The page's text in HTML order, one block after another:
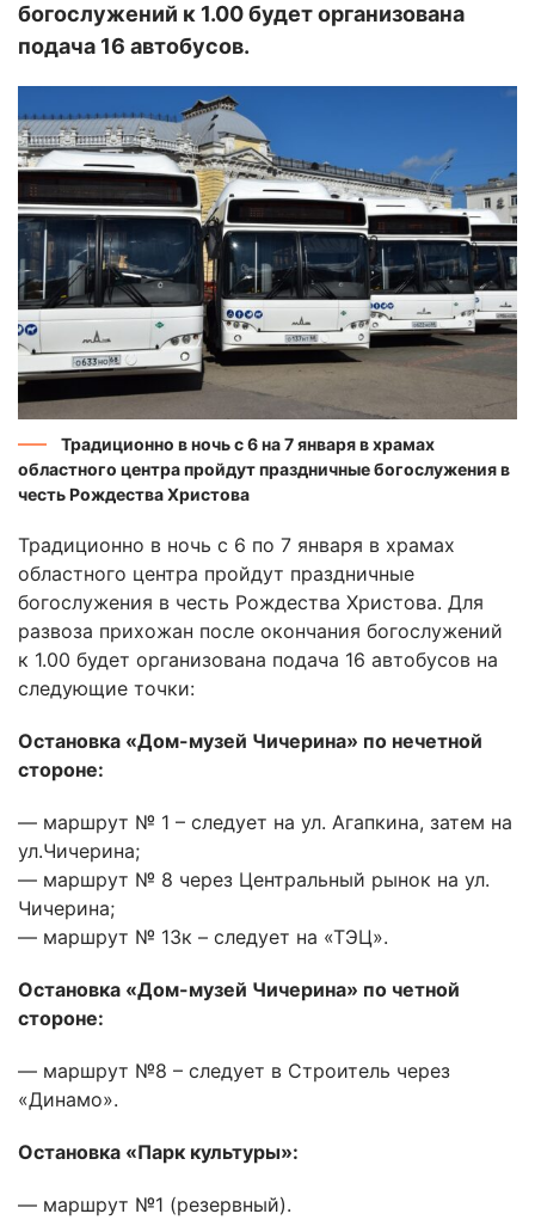
богослужений к 1.00 будет организована
подача 16 автобусов.
Традиционно в ночь с 6 на 7 января в храмах
областного центра пройдут праздничные богослужения в
честь Рождества Христова
Традиционно в ночь с 6 по 7 января в храмах
областного центра пройдут праздничные
богослужения в честь Рождества Христова. Для
развоза прихожан после окончания богослужений
к 1.00 будет организована подача 16 автобусов на
следующие точки:
Остановка «Дом-музей Чичерина» по нечетной
стороне:
— маршрут № 1 – следует на ул. Агапкина, затем на
ул.Чичерина;
— маршрут № 8 через Центральный рынок на ул.
Чичерина;
— маршрут № 13к – следует на «ТЭЦ».
Остановка «Дом-музей Чичерина» по четной
стороне:
— маршрут №8 – следует в Строитель через
«Динамо».
Остановка «Парк культуры»:
— маршрут №1 (резервный).